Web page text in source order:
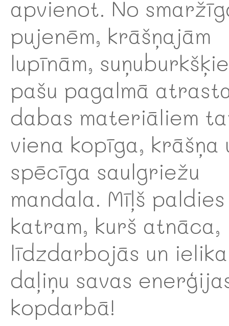
apvienot. No
pujenēm, krāšņajām
lupīnām,
pašu pagalmā
dabas materiāliem
viena kopīga, krāšņa
spēcīga saulgriežu
mandala. Mīļš paldies
katram, kurš atnāca,
līdzdarbojās un ielika
daļiņu savas
kopdarbā!